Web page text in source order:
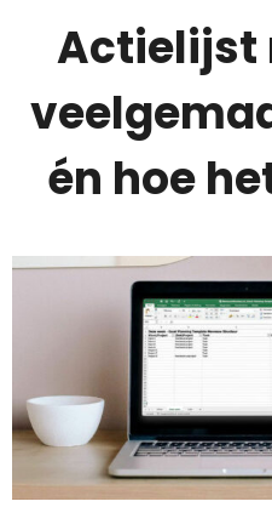
Actielijst
én hoe